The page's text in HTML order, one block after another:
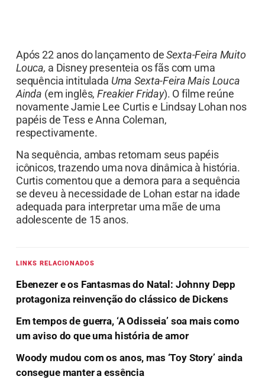
Após 22 anos do lançamento deSexta-Feira Muito
Louca, a Disney presenteia os fãs com uma
sequência intitulada Uma Sexta-Feira Mais Louca
Ainda (em inglês,Freakier Friday). O filme reúne
novamente Jamie Lee Curtis e Lindsay Lohan nos
papéis de Tess e Anna Coleman,
respectivamente.
Na sequência, ambas retomam seus papéis
icônicos, trazendo uma nova dinâmica à história.
Curtis comentou que a demora para a sequência
se deveu à necessidade de Lohan estar na idade
adequada para interpretar uma mãe de uma
adolescente de 15 anos.
LINKS RELACIONADOS
Ebenezer e os Fantasmas do Natal: Johnny Depp
protagoniza reinvenção do clássico de Dickens
Em tempos de guerra, ‘A Odisseia’ soa mais como
um aviso do que uma história de amor
Woody mudou com os anos, mas ‘Toy Story’ ainda
consegue manter a essência